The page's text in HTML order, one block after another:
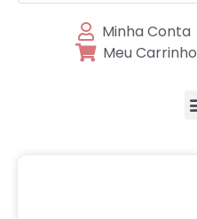
Minha Conta
Meu Carrinho